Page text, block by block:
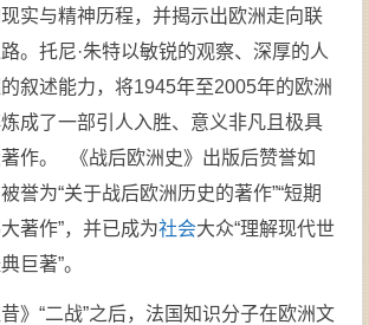
实与精神历程，并揭示出欧洲走向联
。托尼·朱特以敏锐的观察、深厚的人
叙述能力，将1945年至2005年的欧洲
成了一部引人入胜、意义非凡且极具
作。 《战后欧洲史》出版后赞誉如
誉为“关于战后欧洲历史的著作”“短期
著作”，并已成为社会大众“理解现代世
巨著”。
昔》“二战”之后，法国知识分子在欧洲文